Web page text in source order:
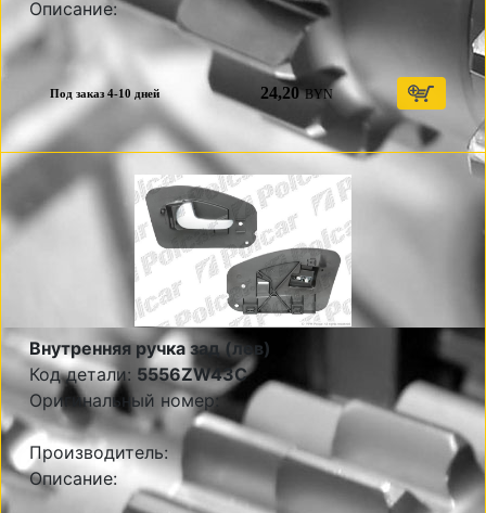
Описание:
Под заказ 4-10 дней 24,20 BYN
Внутренняя ручка зад (лев)
Код детали: 5556ZW43C
Оригинальный номер:
Производитель:
Описание: